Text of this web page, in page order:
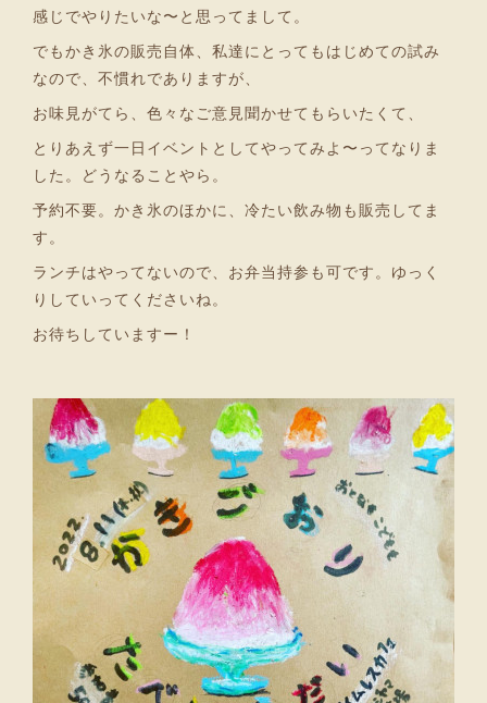
感じでやりたいな〜と思ってまして。
でもかき氷の販売自体、私達にとってもはじめての試み
なので、不慣れでありますが、
お味見がてら、色々なご意見聞かせてもらいたくて、
とりあえず一日イベントとしてやってみよ〜ってなりま
した。どうなることやら。
予約不要。かき氷のほかに、冷たい飲み物も販売してま
す。
ランチはやってないので、お弁当持参も可です。ゆっく
りしていってくださいね。
お待ちしていますー！